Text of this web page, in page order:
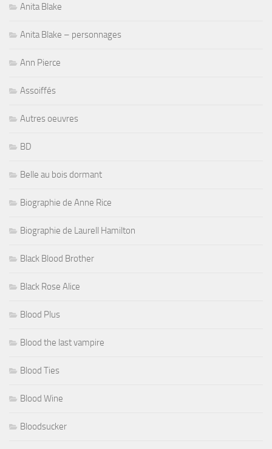
Anita Blake
Anita Blake – personnages
Ann Pierce
Assoiffés
Autres oeuvres
BD
Belle au bois dormant
Biographie de Anne Rice
Biographie de Laurell Hamilton
Black Blood Brother
Black Rose Alice
Blood Plus
Blood the last vampire
Blood Ties
Blood Wine
Bloodsucker